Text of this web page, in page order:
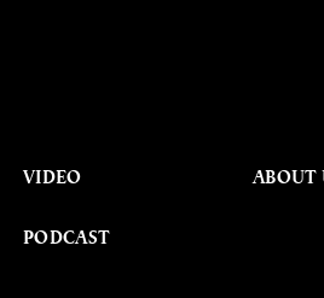
VIDEO
PODCAST
ABOUT